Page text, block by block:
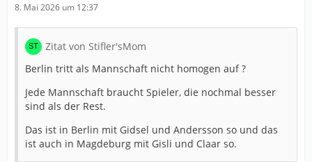
8. Mai 2026 um 12:37
Zitat von Stifler'sMom
Berlin tritt als Mannschaft nicht homogen auf ?
Jede Mannschaft braucht Spieler, die nochmal besser
sind als der Rest.
Das ist in Berlin mit Gidsel und Andersson so und das
ist auch in Magdeburg mit Gisli und Claar so.